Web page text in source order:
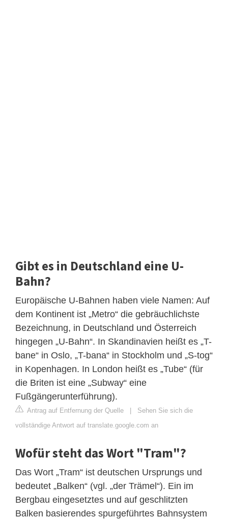
Gibt es in Deutschland eine U-
Bahn?
Europäische U-Bahnen haben viele Namen: Auf
dem Kontinent ist „Metro“ die gebräuchlichste
Bezeichnung, in Deutschland und Österreich
hingegen „U-Bahn“. In Skandinavien heißt es „T-
bane“ in Oslo, „T-bana“ in Stockholm und „S-tog“
in Kopenhagen. In London heißt es „Tube“ (für
die Briten ist eine „Subway“ eine
Fußgängerunterführung).
Antrag auf Entfernung der Quelle | Sehen Sie sich die
vollständige Antwort auf translate.google.com an
Wofür steht das Wort "Tram"?
Das Wort „Tram“ ist deutschen Ursprungs und
bedeutet „Balken“ (vgl. „der Trämel“). Ein im
Bergbau eingesetztes und auf geschlitzten
Balken basierendes spurgeführtes Bahnsystem